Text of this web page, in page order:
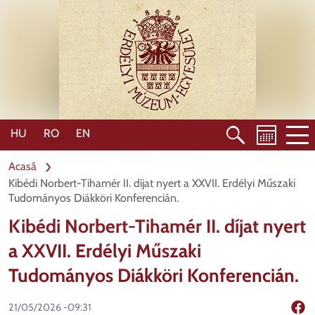
HU RO EN
Acasă
Kibédi Norbert-Tihamér II. díjat nyert a XXVII. Erdélyi Műszaki
Tudományos Diákköri Konferencián.
Kibédi Norbert-Tihamér II. díjat nyert
a XXVII. Erdélyi Műszaki
Tudományos Diákköri Konferencián.
21/05/2026 -09:31